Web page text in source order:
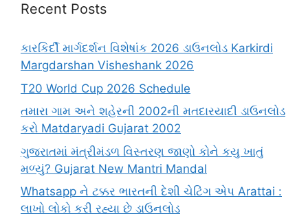
Recent Posts
કારકિર્દી માર્ગદર્શન વિશેષાંક 2026 ડાઉનલોડ Karkirdi
Margdarshan Visheshank 2026
T20 World Cup 2026 Schedule
તમારા ગામ અને શહેરની 2002ની મતદારયાદી ડાઉનલોડ
કરો Matdaryadi Gujarat 2002
ગુજરાતમાં મંત્રીમંડળ વિસ્તરણ જાણો કોને કયુ ખાતું
મળ્યું? Gujarat New Mantri Mandal
Whatsapp ને ટક્કર ભારતની દેશી ચેટિંગ એપ Arattai :
લાખો લોકો કરી રહ્યા છે ડાઉનલોડ